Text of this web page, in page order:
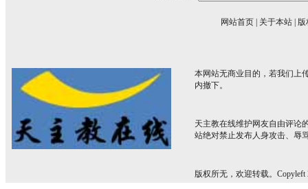
网站首页 关于本站 版
本网站无商业目的，若我们上
内撤下。
天主教在线维护网友自由评论
站绝对禁止发布人身攻击、辱
版权所无，欢迎转载。